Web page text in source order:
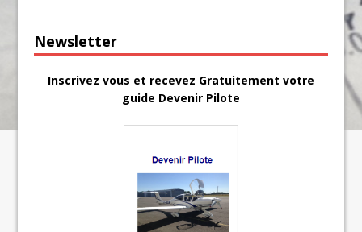
Newsletter
Inscrivez vous et recevez Gratuitement votre
guide Devenir Pilote